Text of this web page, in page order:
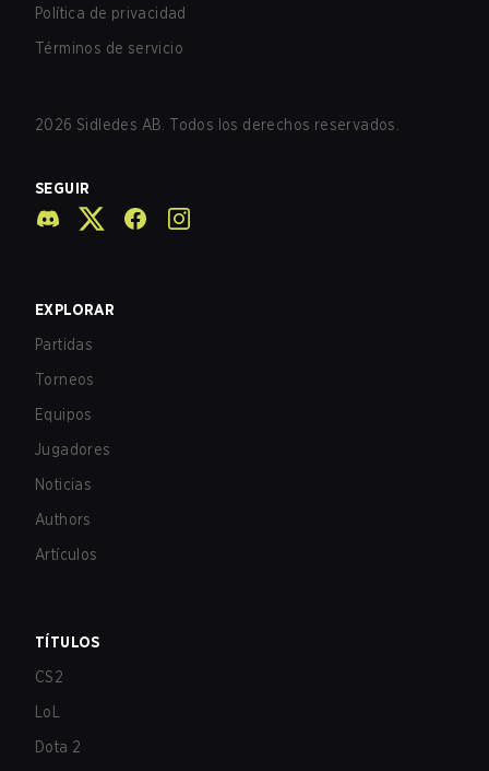
Política de privacidad
Términos de servicio
2026 Sidledes AB. Todos los derechos reservados.
SEGUIR
EXPLORAR
Partidas
Torneos
Equipos
Jugadores
Noticias
Authors
Artículos
TÍTULOS
CS2
LoL
Dota 2